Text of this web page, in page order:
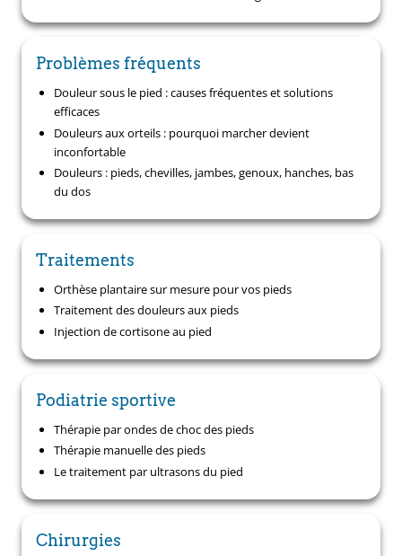
Problèmes fréquents
Douleur sous le pied : causes fréquentes et solutions
efficaces
Douleurs aux orteils : pourquoi marcher devient
inconfortable
Douleurs : pieds, chevilles, jambes, genoux, hanches, bas
du dos
Traitements
Orthèse plantaire sur mesure pour vos pieds
Traitement des douleurs aux pieds
Injection de cortisone au pied
Podiatrie sportive
Thérapie par ondes de choc des pieds
Thérapie manuelle des pieds
Le traitement par ultrasons du pied
Chirurgies